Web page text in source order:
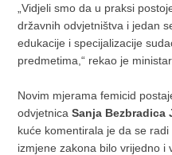
„Vidjeli smo da u praksi
državnih odvjetništva i jedan
edukacije i specijalizacije
predmetima,“ rekao je ministar.
Novim mjerama femicid
odvjetnicaSanja Bezbradica
kuće komentirala je da se
izmjene zakona bilo vrijedno i